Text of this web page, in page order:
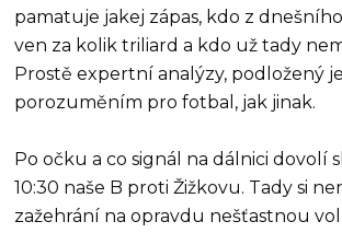
pamatuje jakej zápas, kdo z
ven za kolik triliard a kdo už tady
Prostě expertní analýzy, podložený
porozuměním pro fotbal, jak jinak.
Po očku a co signál na dálnici dovolí
10:30 naše B proti Žižkovu. Tady si
zažehrání na opravdu nešťastnou